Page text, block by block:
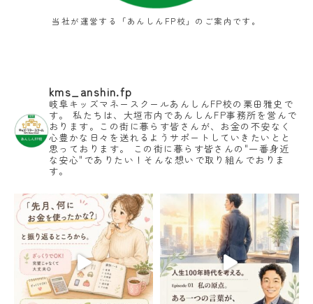
当社が運営する「あんしんFP校」のご案内です。
kms_anshin.fp
岐阜キッズマネースクールあんしんFP校の栗田雅史で
す。
私たちは、大垣市内であんしんFP事務所を営んで
おります。この街に暮らす皆さんが、お金の不安なく
心豊かな日々を送れるようサポートしていきたいとと
思っております。
この街に暮らす皆さんの"一番身近
な安心"でありたい！そんな想いで取り組んでおりま
す。